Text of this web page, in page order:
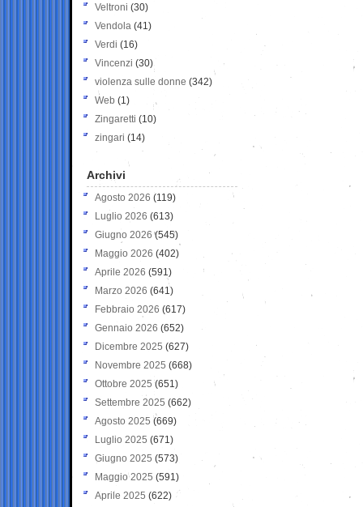
Veltroni (30)
Vendola (41)
Verdi (16)
Vincenzi (30)
violenza sulle donne (342)
Web (1)
Zingaretti (10)
zingari (14)
Archivi
Agosto 2026 (119)
Luglio 2026 (613)
Giugno 2026 (545)
Maggio 2026 (402)
Aprile 2026 (591)
Marzo 2026 (641)
Febbraio 2026 (617)
Gennaio 2026 (652)
Dicembre 2025 (627)
Novembre 2025 (668)
Ottobre 2025 (651)
Settembre 2025 (662)
Agosto 2025 (669)
Luglio 2025 (671)
Giugno 2025 (573)
Maggio 2025 (591)
Aprile 2025 (622)